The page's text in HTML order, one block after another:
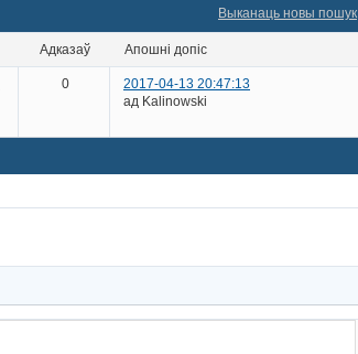
Выканаць новы пошук
адказаў апошні допіс
0
2017-04-13 20:47:13
ад Kalinowski